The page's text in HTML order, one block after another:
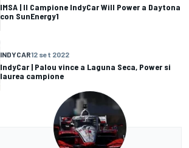
IMSA | Il Campione IndyCar Will Power a Daytona
con SunEnergy1
INDYCAR12 set 2022
IndyCar | Palou vince a Laguna Seca, Power si
laurea campione